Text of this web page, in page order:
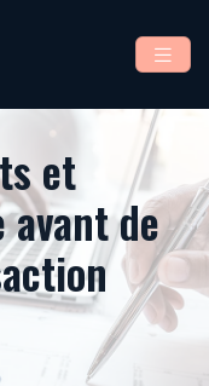
et
de